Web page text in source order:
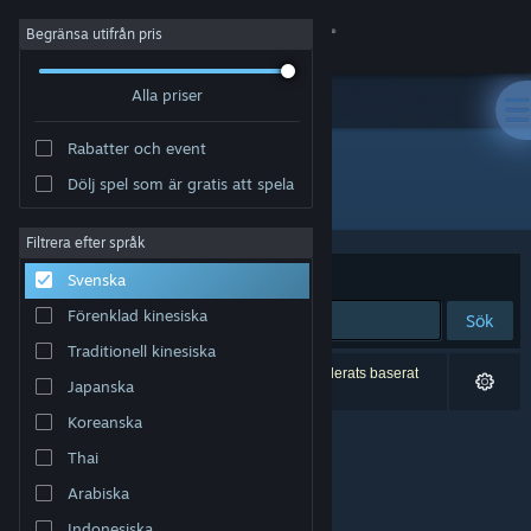
Logga in
Om
Support
Byt språk
Skaffa Steams mobilapp
Se skrivbordswebbplats
Begränsa utifrån pris
Alla priser
Rabatter och event
Dölj spel som är gratis att spela
Filtrera efter språk
Svenska
Förenklad kinesiska
Traditionell kinesiska
Japanska
Koreanska
Thai
Arabiska
Utvecklare: ashpdewan
Sortera efter Relevans
Sök
0 träffar matchade din sökning. 2 titlar har exkluderats baserat
på dina preferenser.